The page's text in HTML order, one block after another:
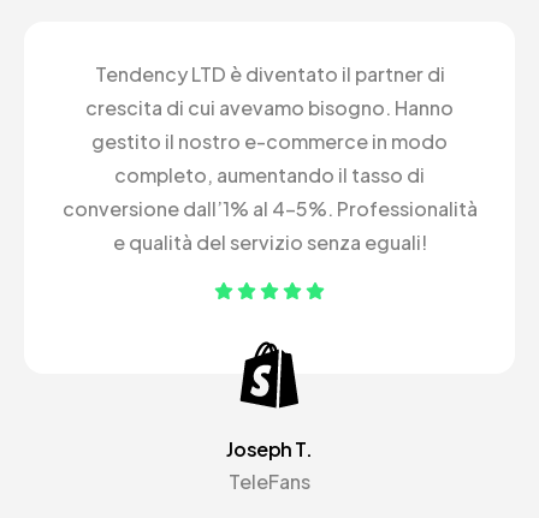
Joseph T.
TeleFans
Tendency LTD è diventato il partner di
crescita di cui avevamo bisogno. Hanno
gestito il nostro e-commerce in modo
completo, aumentando il tasso di
conversione dall’1% al 4-5%. Professionalità
e qualità del servizio senza eguali!